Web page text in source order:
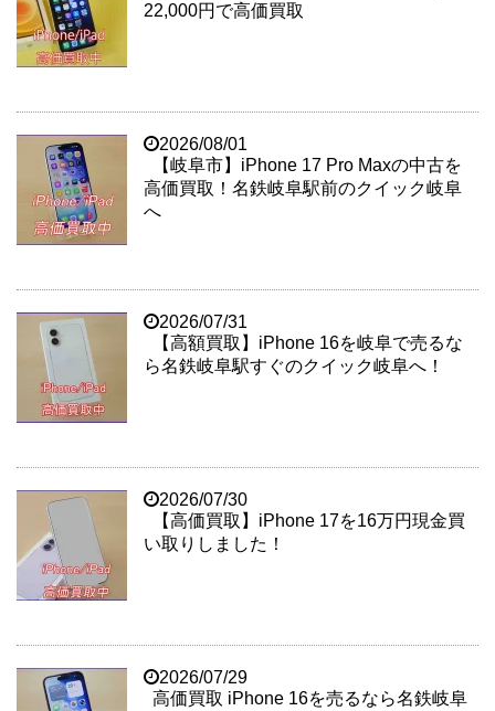
22,000円で高価買取
2026/08/01
【岐阜市】iPhone 17 Pro Maxの中古を
高価買取！名鉄岐阜駅前のクイック岐阜
へ
2026/07/31
【高額買取】iPhone 16を岐阜で売るな
ら名鉄岐阜駅すぐのクイック岐阜へ！
2026/07/30
【高価買取】iPhone 17を16万円現金買
い取りしました！
2026/07/29
高価買取 iPhone 16を売るなら名鉄岐阜